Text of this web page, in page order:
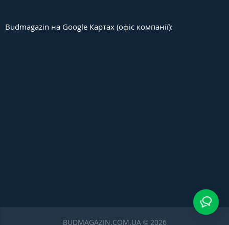
Budmagazin на Google Картах (офіс компанії):
BUDMAGAZIN.COM.UA © 2026